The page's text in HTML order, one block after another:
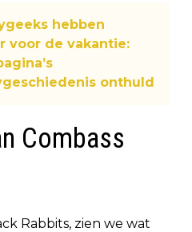
hebben
voor de vakantie:
onthuld
Combass
Rabbits, zien we wat